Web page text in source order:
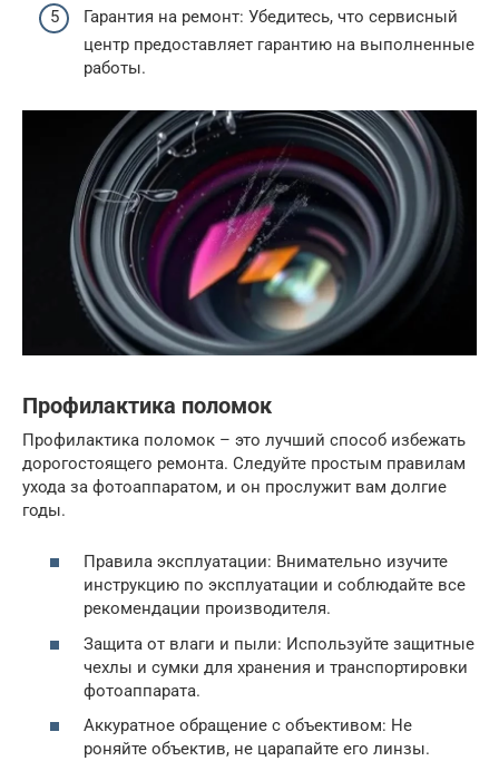
Гарантия на ремонт: Убедитесь, что сервисный
центр предоставляет гарантию на выполненные
работы.
Профилактика поломок
Профилактика поломок – это лучший способ избежать
дорогостоящего ремонта. Следуйте простым правилам
ухода за фотоаппаратом, и он прослужит вам долгие
годы.
Правила эксплуатации: Внимательно изучите
инструкцию по эксплуатации и соблюдайте все
рекомендации производителя.
Защита от влаги и пыли: Используйте защитные
чехлы и сумки для хранения и транспортировки
фотоаппарата.
Аккуратное обращение с объективом: Не
роняйте объектив, не царапайте его линзы.